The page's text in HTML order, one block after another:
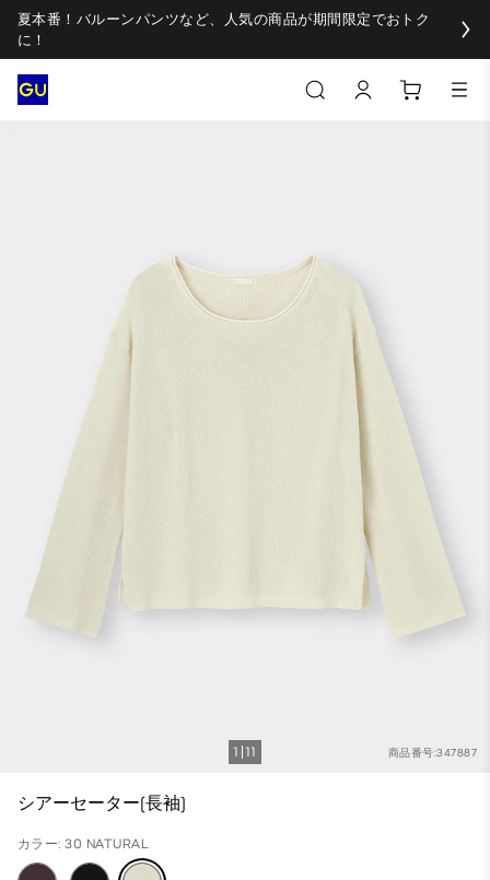
夏本番！バルーンパンツなど、人気の商品が期間限定でおトク
に！
商品番号:347887
1 11
シアーセーター(長袖)
カラー: 30 NATURAL